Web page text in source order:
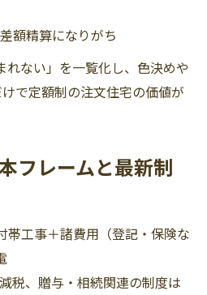
額精算になりがち
ない」を一覧化し、色決めや
で定額制の注文住宅の価値が
フレームと最新制
帯工事＋諸費用（登記・保険な
税、贈与・相続関連の制度は